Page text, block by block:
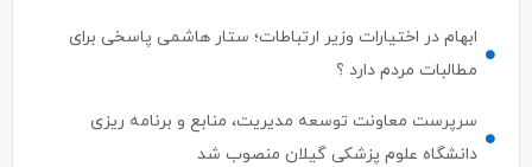
ابهام در اختیارات وزیر ارتباطات؛ ستار هاشمی پاسخی برای
مطالبات مردم دارد ؟
سرپرست معاونت توسعه مدیریت، منابع و برنامه ریزی
دانشگاه علوم پزشکی گیلان منصوب شد